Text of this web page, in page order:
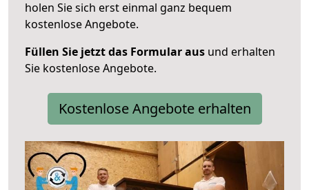
holen Sie sich erst einmal ganz bequem
kostenlose Angebote.
Füllen Sie jetzt das Formular aus und erhalten
Sie kostenlose Angebote.
Kostenlose Angebote erhalten